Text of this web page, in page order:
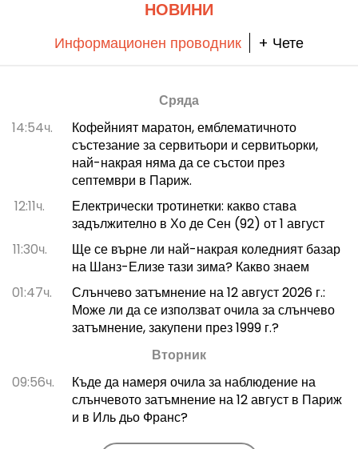
НОВИНИ
Информационен проводник + Чете
Сряда
14:54ч.
Кофейният маратон, емблематичното
състезание за сервитьори и сервитьорки,
най-накрая няма да се състои през
септември в Париж.
12:11ч.
Електрически тротинетки: какво става
задължително в Хо де Сен (92) от 1 август
11:30ч.
Ще се върне ли най-накрая коледният базар
на Шанз-Елизе тази зима? Какво знаем
01:47ч.
Слънчево затъмнение на 12 август 2026 г.:
Може ли да се използват очила за слънчево
затъмнение, закупени през 1999 г.?
Вторник
09:56ч.
Къде да намеря очила за наблюдение на
слънчевото затъмнение на 12 август в Париж
и в Иль дьо Франс?